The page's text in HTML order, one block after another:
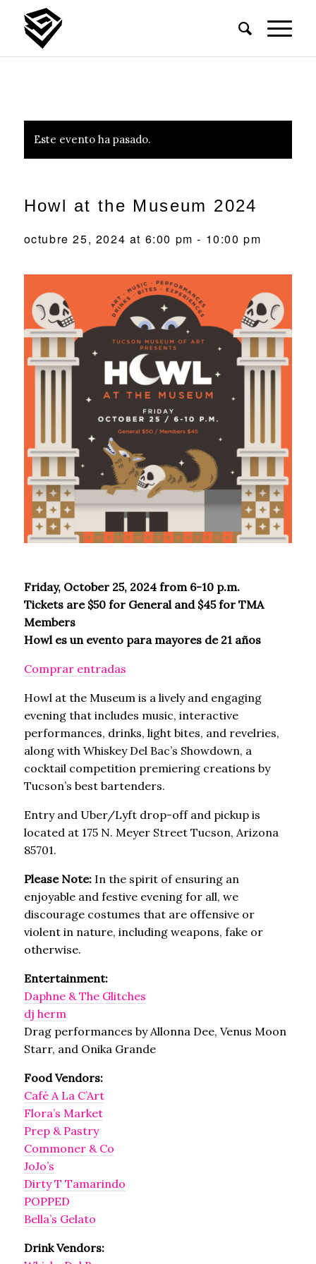
Este evento ha pasado.
Howl at the Museum 2024
octubre 25, 2024 at 6:00 pm - 10:00 pm
Friday, October 25, 2024 from 6-10 p.m.
Tickets are $50 for General and $45 for TMA
Members
Howl es un evento para mayores de 21 años
Comprar entradas
Howl at the Museum is a lively and engaging
evening that includes music, interactive
performances, drinks, light bites, and revelries,
along with Whiskey Del Bac’s Showdown, a
cocktail competition premiering creations by
Tucson’s best bartenders.
Entry and Uber/Lyft drop-off and pickup is
located at 175 N. Meyer Street Tucson, Arizona
85701.
Please Note:In the spirit of ensuring an
enjoyable and festive evening for all, we
discourage costumes that are offensive or
violent in nature, including weapons, fake or
otherwise.
Entertainment:
Daphne & The Glitches
dj herm
Drag performances by Allonna Dee, Venus Moon
Starr, and Onika Grande
Food Vendors:
Café A La C’Art
Flora’s Market
Prep & Pastry
Commoner & Co
JoJo’s
Dirty T Tamarindo
POPPED
Bella’s Gelato
Drink Vendors: